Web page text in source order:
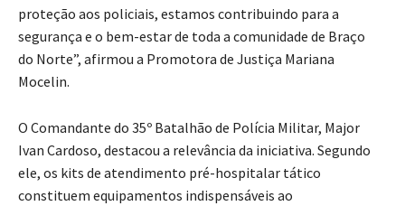
proteção aos policiais, estamos contribuindo para a
segurança e o bem-estar de toda a comunidade de Braço
do Norte”, afirmou a Promotora de Justiça Mariana
Mocelin.
O Comandante do 35º Batalhão de Polícia Militar, Major
Ivan Cardoso, destacou a relevância da iniciativa. Segundo
ele, os kits de atendimento pré-hospitalar tático
constituem equipamentos indispensáveis ao